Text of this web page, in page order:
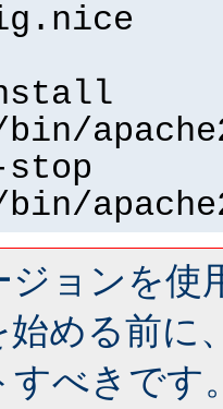
ジョンを使
始める前に
すべきです